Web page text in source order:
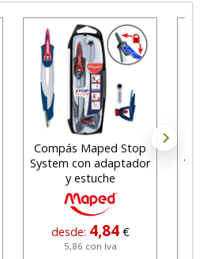
Compás Maped Stop
System con adaptador
y estuche
desde: 4,84 €
5,86 con Iva